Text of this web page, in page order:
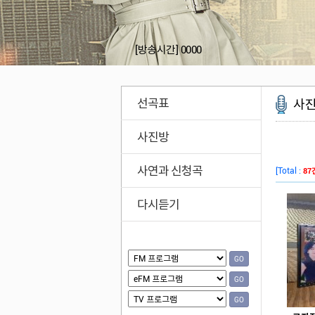
[방송시간]0000
선곡표
사진방
사연과 신청곡
다시듣기
GO
GO
GO
사